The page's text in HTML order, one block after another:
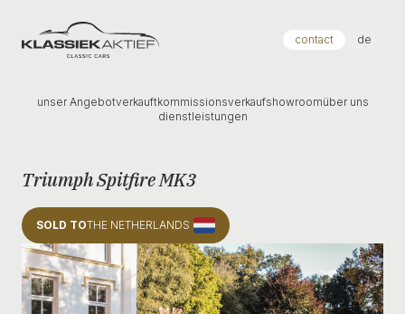
Klassiek Aktief contact de
unser Angebotverkauftkommissionsverkaufshowroomüber uns
dienstleistungen
Triumph Spitfire MK3
SOLD TOTHE NETHERLANDS